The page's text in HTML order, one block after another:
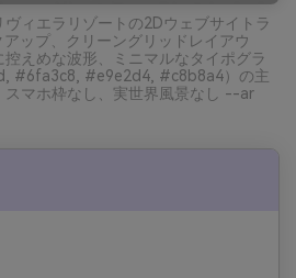
ィエラリゾートの2Dウェブサイトラ
ップ、クリーングリッドレイアウ
控えめな波形、ミニマルなタイポグラ
#6fa3c8, #e9e2d4, #c8b8a4）の主
スマホ枠なし、実世界風景なし --ar